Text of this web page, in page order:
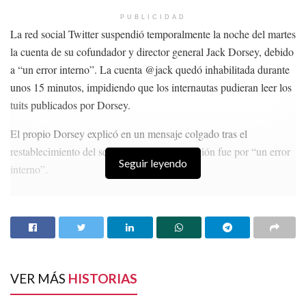
PUBLICIDAD
La red social Twitter suspendió temporalmente la noche del martes
la cuenta de su cofundador y director general Jack Dorsey, debido
a “un error interno”. La cuenta @jack quedó inhabilitada durante
unos 15 minutos, impidiendo que los internautas pudieran leer los
tuits publicados por Dorsey.
El propio Dorsey explicó en un mensaje colgado tras el
restablecimiento del servicio que la interrupción fue por “un error
interno”.
“El Jhay Pa” estrella una Cybertruck en
Tormenta tropical ‘Ileana’ tocará tierra en
México: esta es su trayectoria
Seguir leyendo
VER MÁS HISTORIAS